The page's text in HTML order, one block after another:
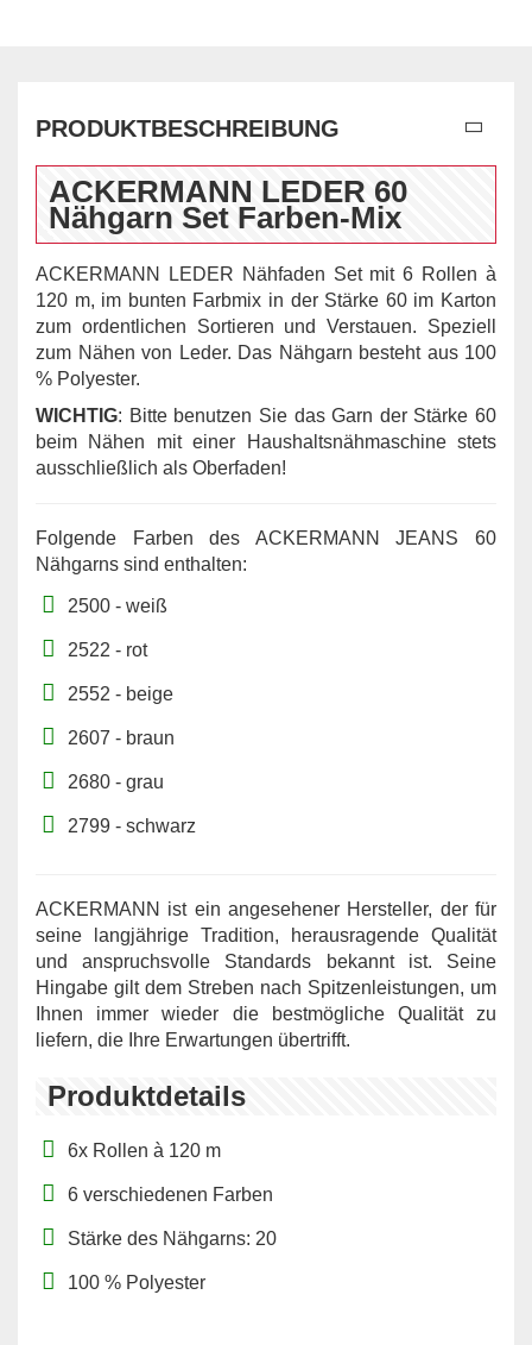
PRODUKTBESCHREIBUNG
ACKERMANN LEDER 60
Nähgarn Set Farben-Mix
ACKERMANN LEDER Nähfaden Set mit 6 Rollen à
120 m, im bunten Farbmix in der Stärke 60 im Karton
zum ordentlichen Sortieren und Verstauen. Speziell
zum Nähen von Leder. Das Nähgarn besteht aus 100
% Polyester.
WICHTIG: Bitte benutzen Sie das Garn der Stärke 60
beim Nähen mit einer Haushaltsnähmaschine stets
ausschließlich als Oberfaden!
Folgende Farben des ACKERMANN JEANS 60
Nähgarns sind enthalten:
2500 - weiß
2522 - rot
2552 - beige
2607 - braun
2680 - grau
2799 - schwarz
ACKERMANN ist ein angesehener Hersteller, der für
seine langjährige Tradition, herausragende Qualität
und anspruchsvolle Standards bekannt ist. Seine
Hingabe gilt dem Streben nach Spitzenleistungen, um
Ihnen immer wieder die bestmögliche Qualität zu
liefern, die Ihre Erwartungen übertrifft.
Produktdetails
6x Rollen à 120 m
6 verschiedenen Farben
Stärke des Nähgarns: 20
100 % Polyester